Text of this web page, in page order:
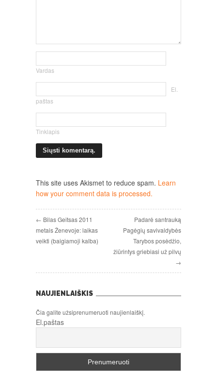
Vardas
El.
paštas
Tinklapis
This site uses Akismet to reduce spam. Learn
how your comment data is processed.
← Bilas Geitsas 2011
metais Ženevoje: laikas
veikti (baigiamoji kalba)
Padarė santrauką
Pagėgių savivaldybės
Tarybos posėdžio,
žiūrintys griebiasi už pilvų
→
NAUJIENLAIŠKIS
Čia galite užsiprenumeruoti naujienlaiškį.
El.paštas